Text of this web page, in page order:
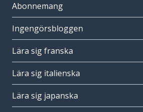
Abonnemang
Ingengörsbloggen
Lära sig franska
Lära sig italienska
Lära sig japanska